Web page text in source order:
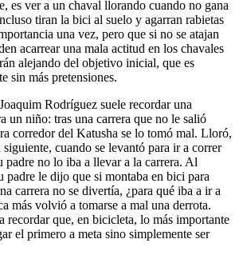
es ver a un chaval llorando cuando no gana
tiran la bici al suelo y agarran rabietas
una vez, pero que si no se atajan
acarrear una mala actitud en los chavales
alejando del objetivo inicial, que es
sin más pretensiones.
Rodríguez suele recordar una
un niño: tras una carrera que no le salió
corredor del Katusha se lo tomó mal. Lloró,
cuando se levantó para ir a correr
padre no lo iba a llevar a la carrera. Al
padre le dijo que si montaba en bici para
carrera no se divertía, ¿para qué iba a ir a
más volvió a tomarse a mal una derrota.
recordar que, en bicicleta, lo más importante
el primero a meta sino simplemente ser